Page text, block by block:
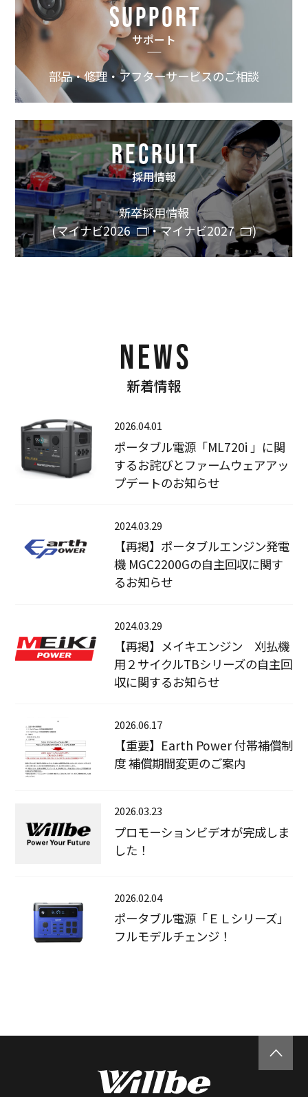
SUPPORT
サポート
部品・修理・アフターサービスのご相談
RECRUIT
採用情報
新卒採用情報
(マイナビ2026 ・マイナビ2027 )
NEWS
新着情報
2026.04.01
ポータブル電源「ML720i 」に関
するお詫びとファームウェアアッ
プデートのお知らせ
2024.03.29
【再掲】ポータブルエンジン発電
機 MGC2200Gの自主回収に関す
るお知らせ
2024.03.29
【再掲】メイキエンジン 刈払機
用２サイクルTBシリーズの自主回
収に関するお知らせ
2026.06.17
【重要】Earth Power 付帯補償制
度 補償期間変更のご案内
2026.03.23
プロモーションビデオが完成しま
した！
2026.02.04
ポータブル電源「ＥＬシリーズ」
フルモデルチェンジ！